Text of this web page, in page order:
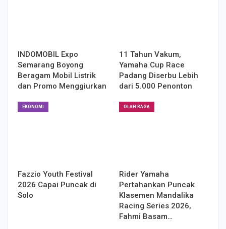
INDOMOBIL Expo
Semarang Boyong
Beragam Mobil Listrik
dan Promo Menggiurkan
11 Tahun Vakum,
Yamaha Cup Race
Padang Diserbu Lebih
dari 5.000 Penonton
EKONOMI
Fazzio Youth Festival
2026 Capai Puncak di
Solo
OLAH RAGA
Rider Yamaha
Pertahankan Puncak
Klasemen Mandalika
Racing Series 2026,
Fahmi Basam…